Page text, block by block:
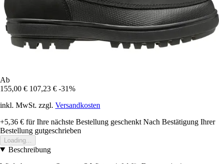
Ab
155,00 € 107,23 € -31%
inkl. MwSt. zzgl. Versandkosten
+5,36 € für Ihre nächste Bestellung geschenkt Nach Bestätigung Ihrer
Bestellung gutgeschrieben
Loading...
Beschreibung